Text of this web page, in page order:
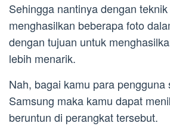
Sehingga nantinya dengan
menghasilkan beberapa foto
dengan tujuan untuk
lebih menarik.
Nah, bagai kamu para pengguna
Samsung maka kamu dapat
beruntun di perangkat tersebut.